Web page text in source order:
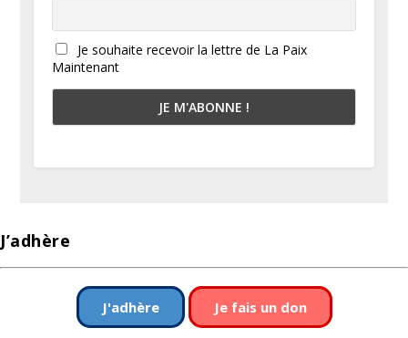
Je souhaite recevoir la lettre de La Paix
Maintenant
J’adhère
J'adhère Je fais un don